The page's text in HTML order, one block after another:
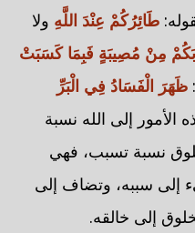
طَائِرُكُمْ عِنْدَ اللَّهِ ولا
مِنْ مُصِيبَةٍ فَبِمَا كَسَبَتْ
ظَهَرَ الْفَسَادُ فِي الْبَرِّ
هذه الأمور إلى الله نسبة
نسبة تسبب، فهي
إلى سببه، وتضاف إلى
إلى خالقه.